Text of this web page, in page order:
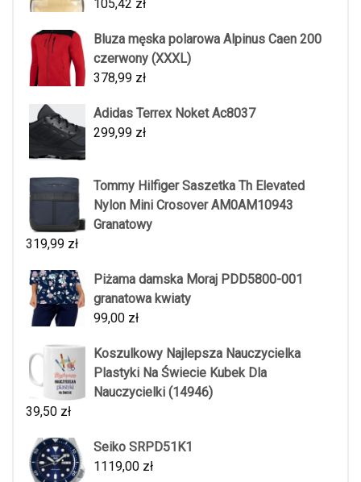
105,42 zł
Bluza męska polarowa Alpinus Caen 200
czerwony (XXXL)
378,99 zł
Adidas Terrex Noket Ac8037
299,99 zł
Tommy Hilfiger Saszetka Th Elevated
Nylon Mini Crosover AM0AM10943
Granatowy
319,99 zł
Piżama damska Moraj PDD5800-001
granatowa kwiaty
99,00 zł
Koszulkowy Najlepsza Nauczycielka
Plastyki Na Świecie Kubek Dla
Nauczycielki (14946)
39,50 zł
Seiko SRPD51K1
1119,00 zł